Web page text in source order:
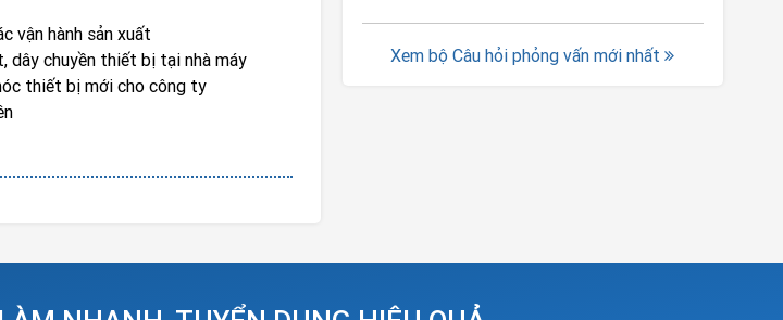
vận hành sản xuất
dây chuyền thiết bị tại nhà máy
thiết bị mới cho công ty
Xem bộ Câu hỏi phỏng vấn mới nhất